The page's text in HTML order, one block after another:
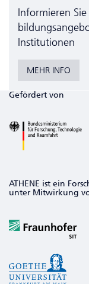
Informieren
Institutionen
MEHR INFO
Gefördert von
ATHENE ist ein
unter Mitwirkung